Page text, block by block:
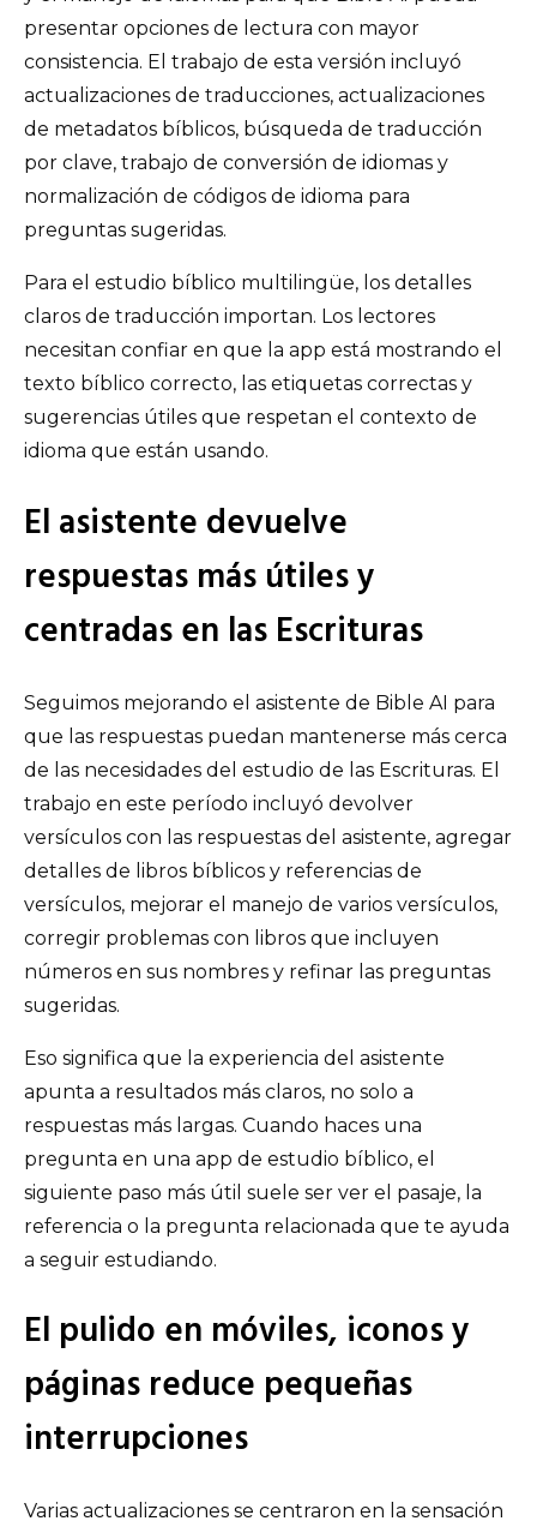
presentar opciones de lectura con mayor
consistencia. El trabajo de esta versión incluyó
actualizaciones de traducciones, actualizaciones
de metadatos bíblicos, búsqueda de traducción
por clave, trabajo de conversión de idiomas y
normalización de códigos de idioma para
preguntas sugeridas.
Para el estudio bíblico multilingüe, los detalles
claros de traducción importan. Los lectores
necesitan confiar en que la app está mostrando el
texto bíblico correcto, las etiquetas correctas y
sugerencias útiles que respetan el contexto de
idioma que están usando.
El asistente devuelve
respuestas más útiles y
centradas en las Escrituras
Seguimos mejorando el asistente de Bible AI para
que las respuestas puedan mantenerse más cerca
de las necesidades del estudio de las Escrituras. El
trabajo en este período incluyó devolver
versículos con las respuestas del asistente, agregar
detalles de libros bíblicos y referencias de
versículos, mejorar el manejo de varios versículos,
corregir problemas con libros que incluyen
números en sus nombres y refinar las preguntas
sugeridas.
Eso significa que la experiencia del asistente
apunta a resultados más claros, no solo a
respuestas más largas. Cuando haces una
pregunta en una app de estudio bíblico, el
siguiente paso más útil suele ser ver el pasaje, la
referencia o la pregunta relacionada que te ayuda
a seguir estudiando.
El pulido en móviles, iconos y
páginas reduce pequeñas
interrupciones
Varias actualizaciones se centraron en la sensación